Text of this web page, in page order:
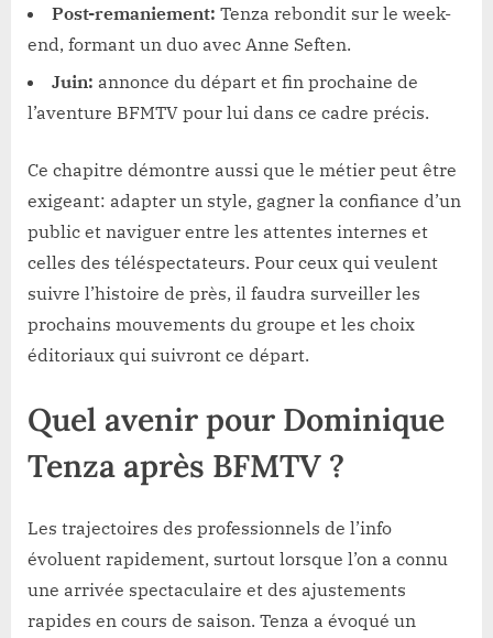
Post-remaniement: Tenza rebondit sur le week-
end, formant un duo avec Anne Seften.
Juin: annonce du départ et fin prochaine de
l’aventure BFMTV pour lui dans ce cadre précis.
Ce chapitre démontre aussi que le métier peut être
exigeant: adapter un style, gagner la confiance d’un
public et naviguer entre les attentes internes et
celles des téléspectateurs. Pour ceux qui veulent
suivre l’histoire de près, il faudra surveiller les
prochains mouvements du groupe et les choix
éditoriaux qui suivront ce départ.
Quel avenir pour Dominique
Tenza après BFMTV ?
Les trajectoires des professionnels de l’info
évoluent rapidement, surtout lorsque l’on a connu
une arrivée spectaculaire et des ajustements
rapides en cours de saison. Tenza a évoqué un